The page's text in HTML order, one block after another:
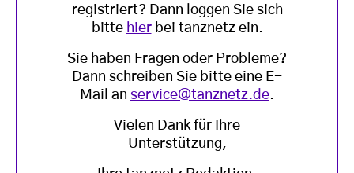
registriert? Dann loggen Sie sich
bitte hierbei tanznetz ein.
Sie haben Fragen oder Probleme?
Dann schreiben Sie bitte eine E-
Mail an service@tanznetz.de.
Vielen Dank für Ihre
Unterstützung,